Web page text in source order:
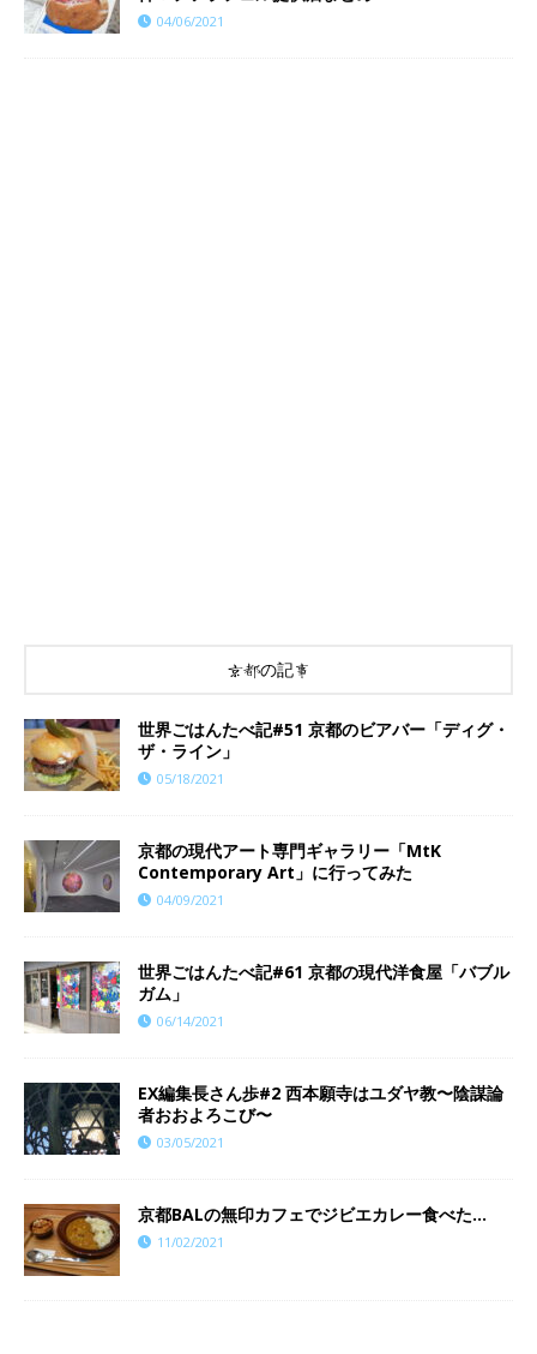
04/06/2021
京都の記事
世界ごはんたべ記#51 京都のビアバー「ディグ・
ザ・ライン」
05/18/2021
京都の現代アート専門ギャラリー「MtK
Contemporary Art」に行ってみた
04/09/2021
世界ごはんたべ記#61 京都の現代洋食屋「バブル
ガム」
06/14/2021
EX編集長さん歩#2 西本願寺はユダヤ教〜陰謀論
者おおよろこび〜
03/05/2021
京都BALの無印カフェでジビエカレー食べた…
11/02/2021